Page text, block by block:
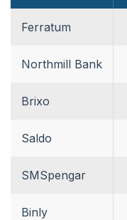
Ferratum
Northmill Bank
Brixo
Saldo
SMSpengar
Binly